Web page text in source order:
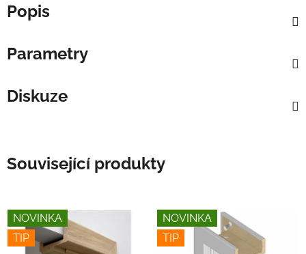
Popis
Parametry
Diskuze
Související produkty
NOVINKA
TIP
NOVINKA
TIP